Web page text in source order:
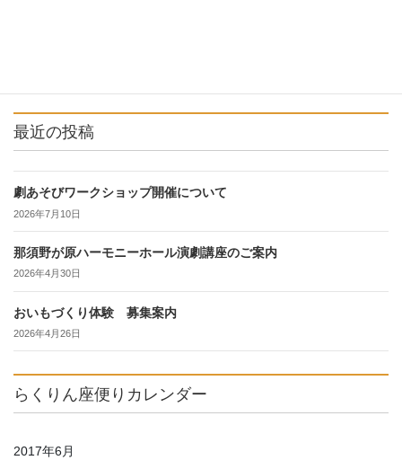
最近の投稿
劇あそびワークショップ開催について
2026年7月10日
那須野が原ハーモニーホール演劇講座のご案内
2026年4月30日
おいもづくり体験 募集案内
2026年4月26日
らくりん座便りカレンダー
2017年6月